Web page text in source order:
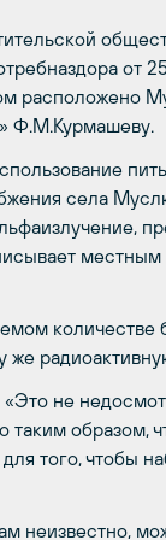
от
расположено
Ф.М.Курмашеву.
села
местным
же
не
таким
того, чтобы
неизвестно,